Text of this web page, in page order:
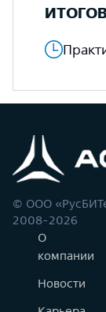
© ООО
2008-2026
О
компании
Новости